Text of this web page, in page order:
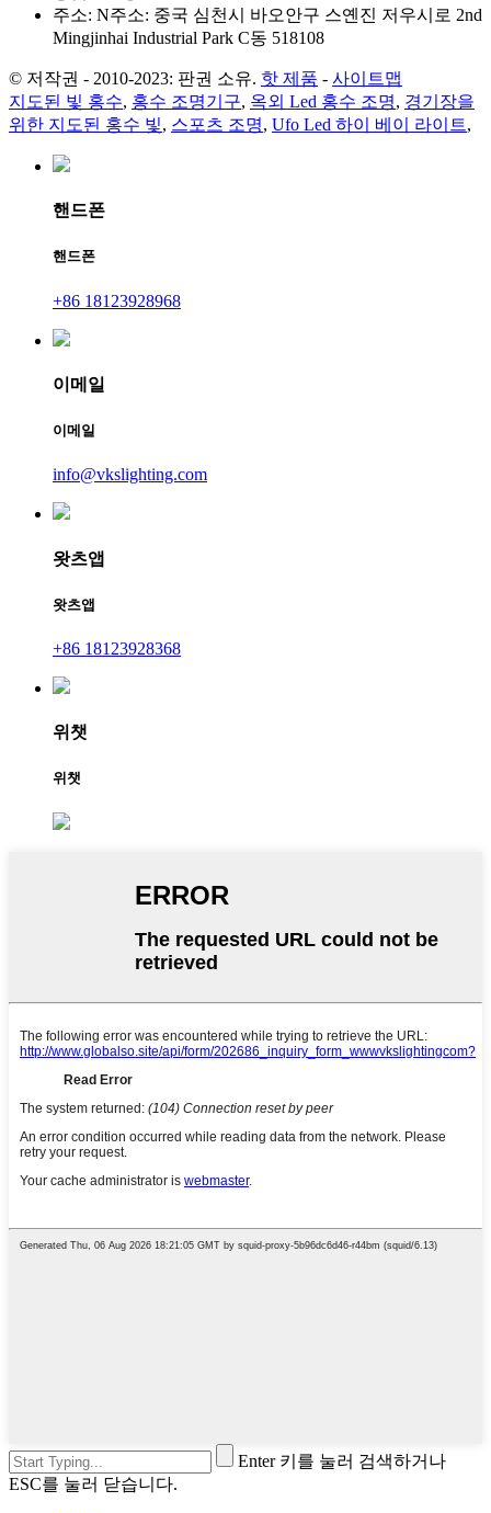
주소: N주소: 중국 심천시 바오안구 스옌진 저우시로 2nd
Mingjinhai Industrial Park C동 518108
© 저작권 - 2010-2023: 판권 소유. 핫 제품 - 사이트맵
지도된 빛 홍수, 홍수 조명기구, 옥외 Led 홍수 조명, 경기장을
위한 지도된 홍수 빛, 스포츠 조명, Ufo Led 하이 베이 라이트,
핸드폰
핸드폰
+86 18123928968
이메일
이메일
info@vkslighting.com
왓츠앱
왓츠앱
+86 18123928368
위챗
위챗
Enter 키를 눌러 검색하거나
ESC를 눌러 닫습니다.